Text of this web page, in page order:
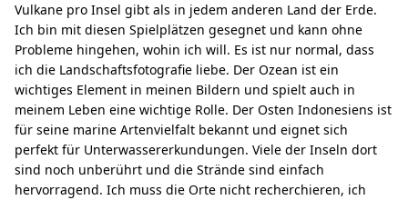
Vulkane pro Insel gibt als in jedem anderen Land der Erde.
Ich bin mit diesen Spielplätzen gesegnet und kann ohne
Probleme hingehen, wohin ich will. Es ist nur normal, dass
ich die Landschaftsfotografie liebe. Der Ozean ist ein
wichtiges Element in meinen Bildern und spielt auch in
meinem Leben eine wichtige Rolle. Der Osten Indonesiens ist
für seine marine Artenvielfalt bekannt und eignet sich
perfekt für Unterwassererkundungen. Viele der Inseln dort
sind noch unberührt und die Strände sind einfach
hervorragend. Ich muss die Orte nicht recherchieren, ich